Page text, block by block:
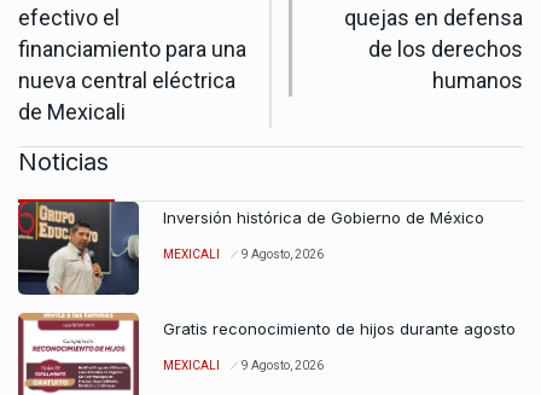
efectivo el
financiamiento para una
nueva central eléctrica
de Mexicali
quejas en defensa
de los derechos
humanos
Noticias
Inversión histórica de Gobierno de México
MEXICALI 9 Agosto, 2026
Gratis reconocimiento de hijos durante agosto
MEXICALI 9 Agosto, 2026